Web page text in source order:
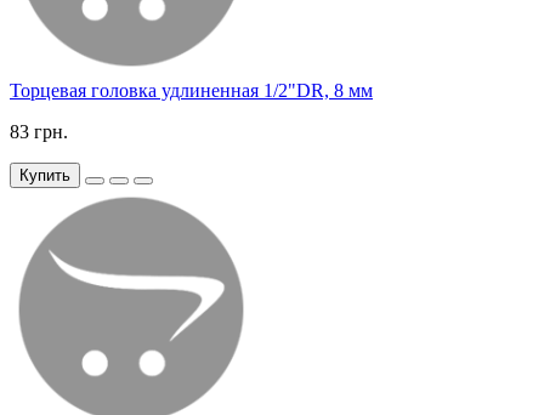
Торцевая головка удлиненная 1/2"DR, 8 мм
83 грн.
Купить